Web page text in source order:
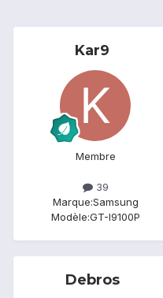
Kar9
Membre
39
Marque:Samsung
Modèle:GT-I9100P
Debros